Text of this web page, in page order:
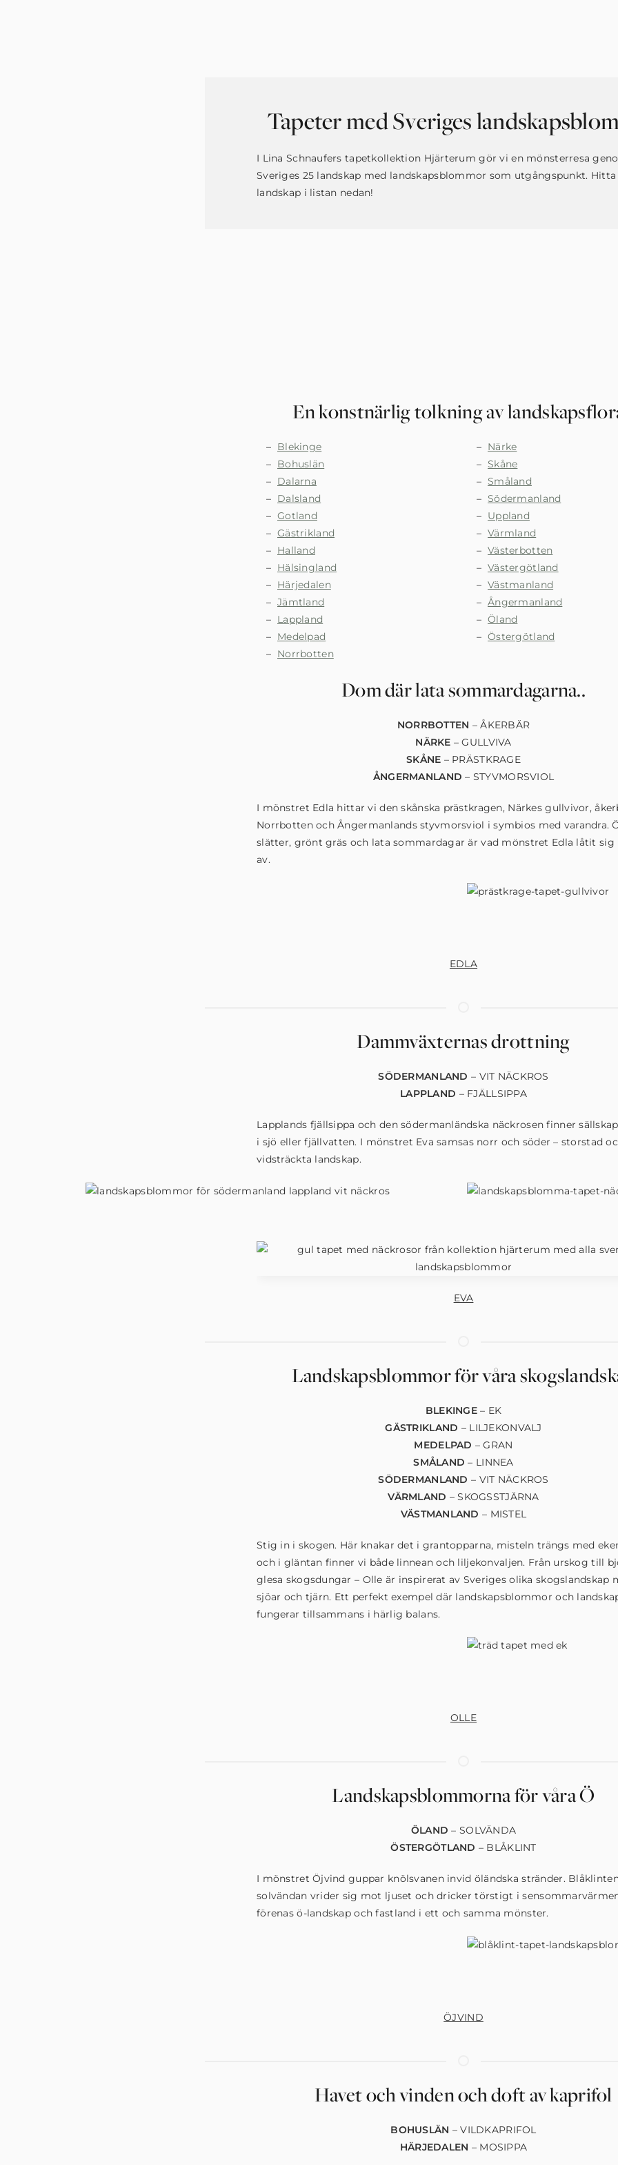
Tapeter med Sveriges
I Lina Schnaufers tapetkollektion Hjärterum gör vi en mönsterresa
Sveriges 25 landskap med landskapsblommor som utgångspunkt.
landskap i listan nedan!
En konstnärlig tolkning av
Blekinge
Bohuslän
Dalarna
Dalsland
Gotland
Gästrikland
Halland
Hälsingland
Härjedalen
Jämtland
Lappland
Medelpad
Norrbotten
Närke
Skåne
Småland
Södermanland
Uppland
Värmland
Västerbotten
Västergötland
Västmanland
Ångermanland
Öland
Östergötland
Dom där lata sommardagarna..
NORRBOTTEN – ÅKERBÄR
NÄRKE – GULLVIVA
SKÅNE – PRÄSTKRAGE
ÅNGERMANLAND – STYVMORSVIOL
I mönstret Edla hittar vi den skånska prästkragen, Närkes gullvivor,
Norrbotten och Ångermanlands styvmorsviol i symbios med varandra.
slätter, grönt gräs och lata sommardagar är vad mönstret Edla låtit sig
av.
EDLA
Dammväxternas drottning
SÖDERMANLAND – VIT NÄCKROS
LAPPLAND – FJÄLLSIPPA
Lapplands fjällsippa och den södermanländska näckrosen finner
i sjö eller fjällvatten. I mönstret Eva samsas norr och söder – storstad
vidsträckta landskap.
EVA
Landskapsblommor för våra
BLEKINGE– EK
GÄSTRIKLAND – LILJEKONVALJ
MEDELPAD – GRAN
SMÅLAND – LINNEA
SÖDERMANLAND – VIT NÄCKROS
VÄRMLAND – SKOGSSTJÄRNA
VÄSTMANLAND – MISTEL
Stig in i skogen. Här knakar det i grantopparna, misteln trängs med
och i gläntan finner vi både linnean och liljekonvaljen. Från urskog till
glesa skogsdungar – Olle är inspirerat av Sveriges olika skogslandskap
sjöar och tjärn. Ett perfekt exempel där landskapsblommor och
fungerar tillsammans i härlig balans.
OLLE
Landskapsblommorna för våra Ö
ÖLAND – SOLVÄNDA
ÖSTERGÖTLAND – BLÅKLINT
I mönstret Öjvind guppar knölsvanen invid öländska stränder.
solvändan vrider sig mot ljuset och dricker törstigt i
förenas ö-landskap och fastland i ett och samma mönster.
ÖJVIND
Havet och vinden och doft avkaprifol
BOHUSLÄN – VILDKAPRIFOL
HÄRJEDALEN – MOSIPPA